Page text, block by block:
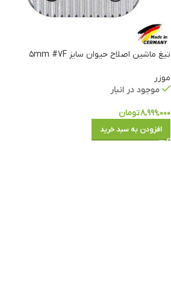
تیغ ماشین اصلاح حیوان سایز ۵mm #7F
موزر
موجود در انبار
۸,۹۹۹,۰۰۰تومان
افزودن به سبد خرید